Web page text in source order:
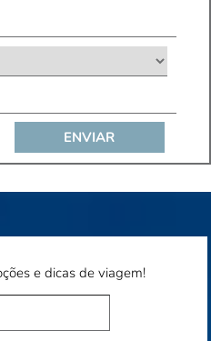
e dicas de viagem!